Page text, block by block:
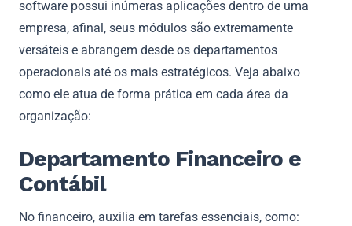
software possui inúmeras aplicações dentro de uma
empresa, afinal, seus módulos são extremamente
versáteis e abrangem desde os departamentos
operacionais até os mais estratégicos. Veja abaixo
como ele atua de forma prática em cada área da
organização:
Departamento Financeiro e
Contábil
No financeiro, auxilia em tarefas essenciais, como: